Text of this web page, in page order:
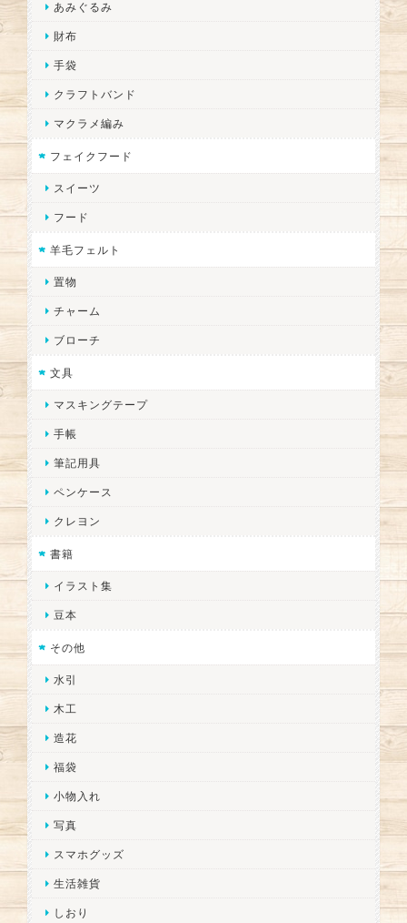
あみぐるみ
財布
手袋
クラフトバンド
マクラメ編み
フェイクフード
スイーツ
フード
羊毛フェルト
置物
チャーム
ブローチ
文具
マスキングテープ
手帳
筆記用具
ペンケース
クレヨン
書籍
イラスト集
豆本
その他
水引
木工
造花
福袋
小物入れ
写真
スマホグッズ
生活雑貨
しおり